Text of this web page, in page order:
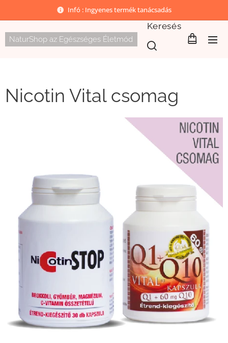
Infó : Ingyenes termék tanácsadás
NaturShop az Egészséges Életmód
Keresés
Nicotin Vital csomag